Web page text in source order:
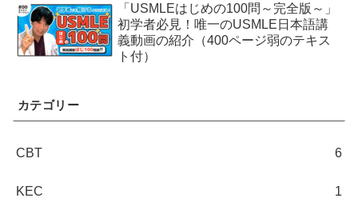
「USMLEはじめの100問～完全版～」
初学者必見！唯一のUSMLE日本語講
義動画の紹介（400ページ弱のテキス
ト付）
カテゴリー
CBT 6
KEC 1